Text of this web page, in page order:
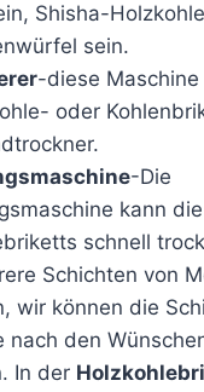
Shisha-
sein.
-diese
oder
-Die
kann die
schnell
Schichten von
wir können die
nach den
In der